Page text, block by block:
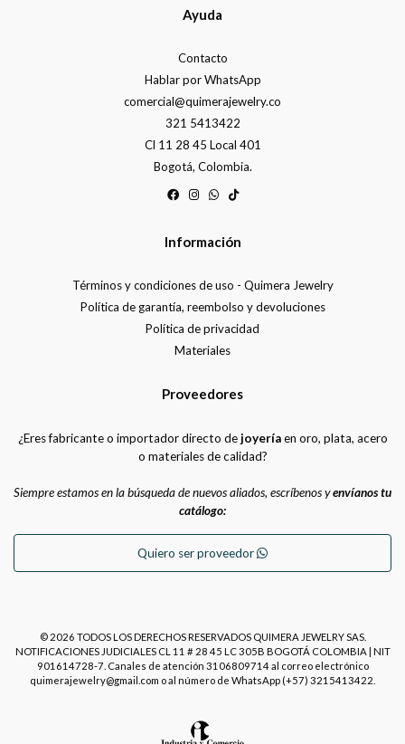
Ayuda
Contacto
Hablar por WhatsApp
comercial@quimerajewelry.co
321 5413422
Cl 11 28 45 Local 401
Bogotá, Colombia.
Información
Términos y condiciones de uso - Quimera Jewelry
Política de garantía, reembolso y devoluciones
Política de privacidad
Materiales
Proveedores
¿Eres fabricante o importador directo dejoyeríaen oro, plata, acero
o materiales de calidad?
Siempre estamos en la búsqueda de nuevos aliados, escríbenos yenvíanos tu
catálogo:
Quiero ser proveedor
© 2026 TODOS LOS DERECHOS RESERVADOS QUIMERA JEWELRY SAS.
NOTIFICACIONES JUDICIALES CL 11 # 28 45 LC 305B BOGOTÁ COLOMBIA | NIT
901614728-7. Canales de atención 3106809714 al correo electrónico
quimerajewelry@gmail.com o al número de WhatsApp (+57) 3215413422.